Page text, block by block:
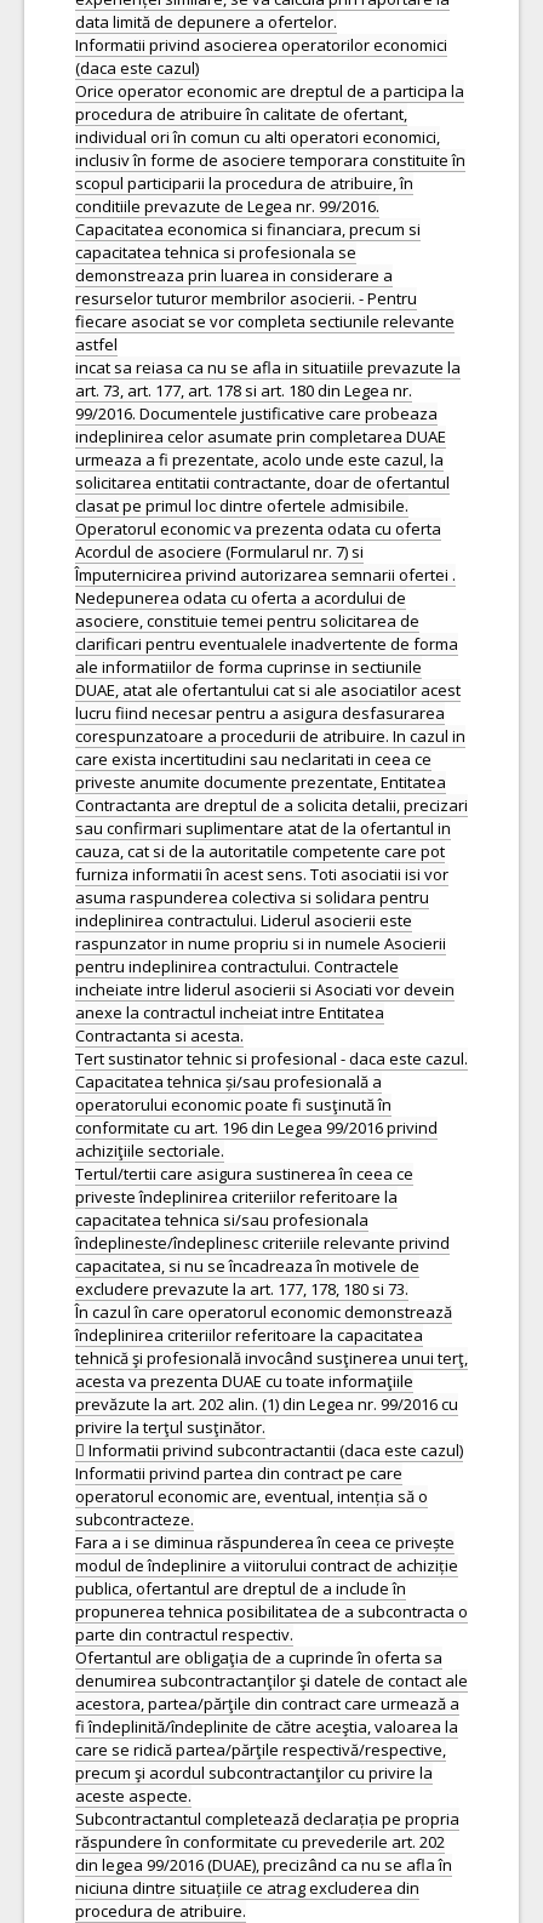
data limită de depunere a ofertelor.
Informatii privind asocierea operatorilor economici
(daca este cazul)
Orice operator economic are dreptul de a participa la
procedura de atribuire în calitate de ofertant,
individual ori în comun cu alti operatori economici,
inclusiv în forme de asociere temporara constituite în
scopul participarii la procedura de atribuire, în
conditiile prevazute de Legea nr. 99/2016.
Capacitatea economica si financiara, precum si
capacitatea tehnica si profesionala se
demonstreaza prin luarea in considerare a
resurselor tuturor membrilor asocierii. - Pentru
fiecare asociat se vor completa sectiunile relevante
astfel
incat sa reiasa ca nu se afla in situatiile prevazute la
art. 73, art. 177, art. 178 si art. 180 din Legea nr.
99/2016. Documentele justificative care probeaza
indeplinirea celor asumate prin completarea DUAE
urmeaza a fi prezentate, acolo unde este cazul, la
solicitarea entitatii contractante, doar de ofertantul
clasat pe primul loc dintre ofertele admisibile.
Operatorul economic va prezenta odata cu oferta
Acordul de asociere (Formularul nr. 7) si
Împuternicirea privind autorizarea semnarii ofertei .
Nedepunerea odata cu oferta a acordului de
asociere, constituie temei pentru solicitarea de
clarificari pentru eventualele inadvertente de forma
ale informatiilor de forma cuprinse in sectiunile
DUAE, atat ale ofertantului cat si ale asociatilor acest
lucru fiind necesar pentru a asigura desfasurarea
corespunzatoare a procedurii de atribuire. In cazul in
care exista incertitudini sau neclaritati in ceea ce
priveste anumite documente prezentate, Entitatea
Contractanta are dreptul de a solicita detalii, precizari
sau confirmari suplimentare atat de la ofertantul in
cauza, cat si de la autoritatile competente care pot
furniza informatii în acest sens. Toti asociatii isi vor
asuma raspunderea colectiva si solidara pentru
indeplinirea contractului. Liderul asocierii este
raspunzator in nume propriu si in numele Asocierii
pentru indeplinirea contractului. Contractele
incheiate intre liderul asocierii si Asociati vor devein
anexe la contractul incheiat intre Entitatea
Contractanta si acesta.
Tert sustinator tehnic si profesional - daca este cazul.
Capacitatea tehnica și/sau profesională a
operatorului economic poate fi susţinută în
conformitate cu art. 196 din Legea 99/2016 privind
achiziţiile sectoriale.
Tertul/tertii care asigura sustinerea în ceea ce
priveste îndeplinirea criteriilor referitoare la
capacitatea tehnica si/sau profesionala
îndeplineste/îndeplinesc criteriile relevante privind
capacitatea, si nu se încadreaza în motivele de
excludere prevazute la art. 177, 178, 180 si 73.
În cazul în care operatorul economic demonstrează
îndeplinirea criteriilor referitoare la capacitatea
tehnică şi profesională invocând susţinerea unui terţ,
acesta va prezenta DUAE cu toate informaţiile
prevăzute la art. 202 alin. (1) din Legea nr. 99/2016 cu
privire la terţul susţinător.
 Informatii privind subcontractantii (daca este cazul)
Informatii privind partea din contract pe care
operatorul economic are, eventual, intenția să o
subcontracteze.
Fara a i se diminua răspunderea în ceea ce privește
modul de îndeplinire a viitorului contract de achiziție
publica, ofertantul are dreptul de a include în
propunerea tehnica posibilitatea de a subcontracta o
parte din contractul respectiv.
Ofertantul are obligaţia de a cuprinde în oferta sa
denumirea subcontractanţilor şi datele de contact ale
acestora, partea/părţile din contract care urmează a
fi îndeplinită/îndeplinite de către aceştia, valoarea la
care se ridică partea/părţile respectivă/respective,
precum şi acordul subcontractanţilor cu privire la
aceste aspecte.
Subcontractantul completează declarația pe propria
răspundere în conformitate cu prevederile art. 202
din legea 99/2016 (DUAE), precizând ca nu se afla în
niciuna dintre situațiile ce atrag excluderea din
procedura de atribuire.